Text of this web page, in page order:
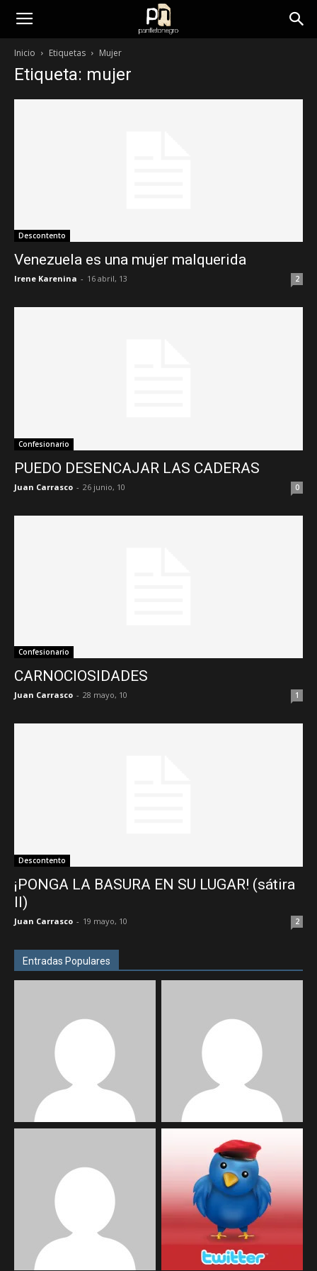
panfletonegro
Inicio Etiquetas Mujer
Etiqueta: mujer
Descontento
Venezuela es una mujer malquerida
Irene Karenina - 16 abril, 13 2
Confesionario
PUEDO DESENCAJAR LAS CADERAS
Juan Carrasco - 26 junio, 10 0
Confesionario
CARNOCIOSIDADES
Juan Carrasco - 28 mayo, 10 1
Descontento
¡PONGA LA BASURA EN SU LUGAR! (sátira
II)
Juan Carrasco - 19 mayo, 10 2
Entradas Populares